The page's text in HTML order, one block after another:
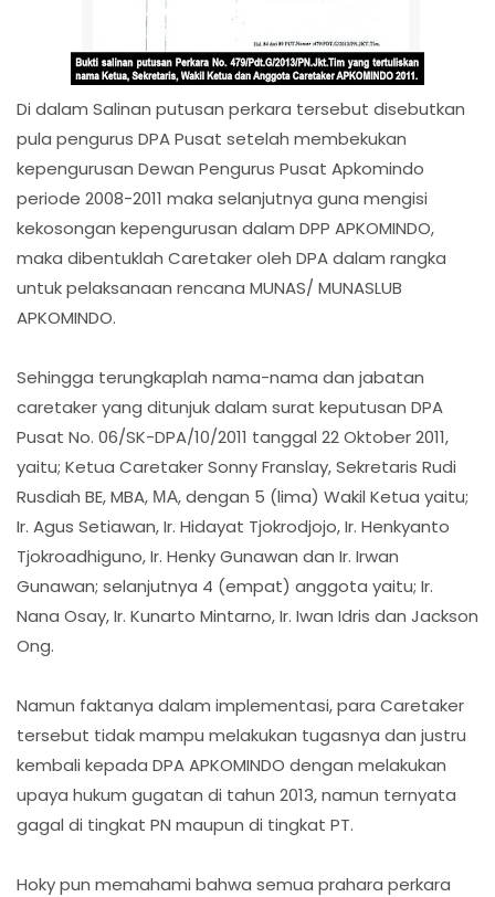
Di dalam Salinan putusan perkara tersebut disebutkan
pula pengurus DPA Pusat setelah membekukan
kepengurusan Dewan Pengurus Pusat Apkomindo
periode 2008-2011 maka selanjutnya guna mengisi
kekosongan kepengurusan dalam DPP APKOMINDO,
maka dibentuklah Caretaker oleh DPA dalam rangka
untuk pelaksanaan rencana MUNAS/ MUNASLUB
APKOMINDO.
Sehingga terungkaplah nama-nama dan jabatan
caretaker yang ditunjuk dalam surat keputusan DPA
Pusat No. 06/SK-DPA/10/2011 tanggal 22 Oktober 2011,
yaitu; Ketua Caretaker Sonny Franslay, Sekretaris Rudi
Rusdiah BE, MBA, ΜΑ, dengan 5 (lima) Wakil Ketua yaitu;
Ir. Agus Setiawan, Ir. Hidayat Tjokrodjojo, Ir. Henkyanto
Tjokroadhiguno, Ir. Henky Gunawan dan Ir. Irwan
Gunawan; selanjutnya 4 (empat) anggota yaitu; Ir.
Nana Osay, Ir. Kunarto Mintarno, Ir. Iwan Idris dan Jackson
Ong.
Namun faktanya dalam implementasi, para Caretaker
tersebut tidak mampu melakukan tugasnya dan justru
kembali kepada DPA APKOMINDO dengan melakukan
upaya hukum gugatan di tahun 2013, namun ternyata
gagal di tingkat PN maupun di tingkat PT.
Hoky pun memahami bahwa semua prahara perkara